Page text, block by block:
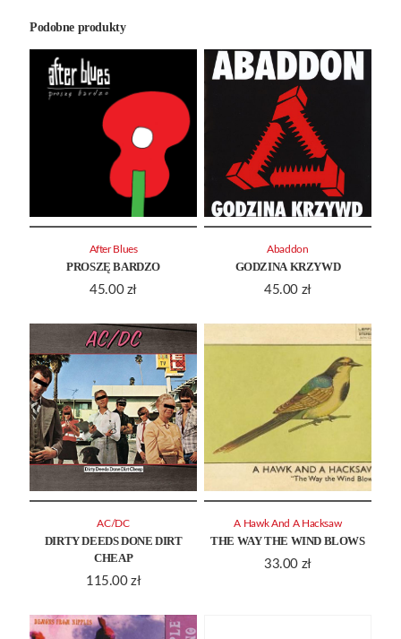
Podobne produkty
PROSZĘ BARDZO
45.00 zł
After Blues
GODZINA KRZYWD
45.00 zł
Abaddon
DIRTY DEEDS DONE DIRT
CHEAP
115.00 zł
AC/DC
THE WAY THE WIND BLOWS
33.00 zł
A Hawk And A Hacksaw